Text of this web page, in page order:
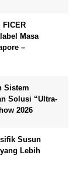
Masa
–
Sistem
Solusi “Ultra-
2026
Susun
Lebih